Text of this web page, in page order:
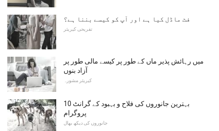
فٹ ماڈل کیا ہے اور آپ کو کیسے بننا ہے؟
تفریحی کیریئر
میں رہائش پذیر ماں کے طور پر کیسے مالی طور پر
آزاد بنوں
کیریئر مشورہ
10 بہترین جانوروں کی فلاح و بہبود کے گرانٹ
پروگرام
جانوروں کی دیکھ بھال